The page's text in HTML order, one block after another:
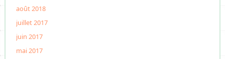
août 2018
juillet 2017
juin 2017
mai 2017